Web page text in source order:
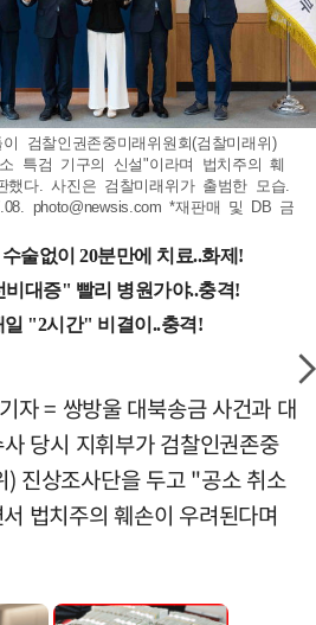
검찰인권존중미래위원회(검찰미래위)
특검 기구의 신설"이라며 법치주의 훼
했다. 사진은 검찰미래위가 출범한 모습.
photo@newsis.com *재판매 및 DB 금
자 = 쌍방울 대북송금 사건과 대
당시 지휘부가 검찰인권존중
) 진상조사단을 두고 "공소 취소
법치주의 훼손이 우려된다며